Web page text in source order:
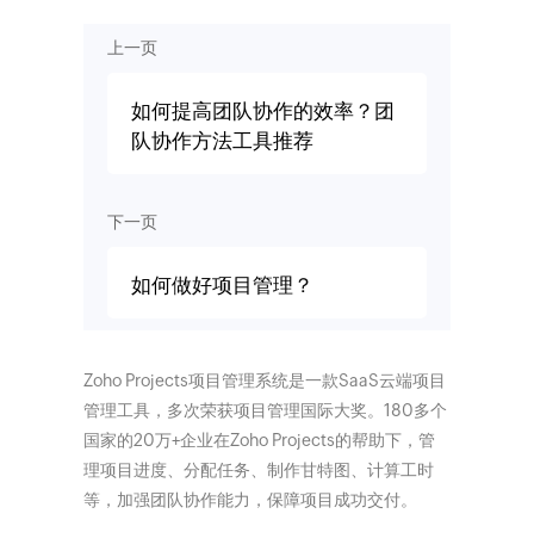
上一页
如何提高团队协作的效率？团
队协作方法工具推荐
下一页
如何做好项目管理？
Zoho Projects项目管理系统是一款SaaS云端项目
管理工具，多次荣获项目管理国际大奖。180多个
国家的20万+企业在Zoho Projects的帮助下，管
理项目进度、分配任务、制作甘特图、计算工时
等，加强团队协作能力，保障项目成功交付。